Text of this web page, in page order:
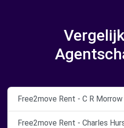
Free2move Rent - C R
Free2move Rent - Charles